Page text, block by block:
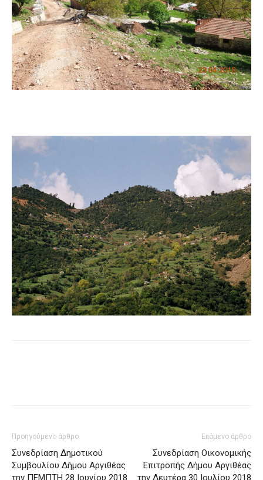
Προηγούμενο άρθρο
Συνεδρίαση Δημοτικού
Συμβουλίου Δήμου Αργιθέας
την ΠΕΜΠΤΗ 28 Ιουνίου 2018
Επόμενο άρθρο
Συνεδρίαση Οικονομικής
Επιτροπής Δήμου Αργιθέας
την Δευτέρα 30 Ιουλίου 2018